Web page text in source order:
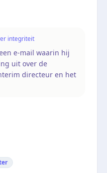
integriteit
e-mail waarin hij
uit over de
directeur en het